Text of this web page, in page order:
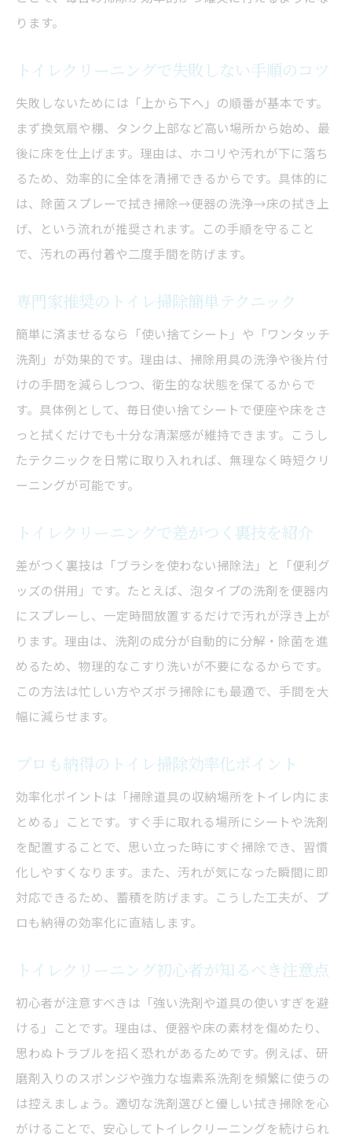
トイレクリーニングで見逃せない簡単裏技
正しいトイレ掃除手順と避けるべき行動
トイレクリーニング失敗を招くNG例と対策
タブー行為を防ぐ掃除グッズ選びのポイン
ト
事
タブーを避けるトイレクリーニング習慣
ズボラでも続く時短トイレクリーニング術
ズボラな人向けトイレクリーニングの工夫
時短で叶うトイレクリーニング手順の秘訣
ズボラ流トイレクリーニング実践ポイント
忙しい人でも続くトイレ掃除のコツ
尿石汚れに強いトイレ掃除の実践ポイント
トイレクリーニングで尿石除去を簡単に
尿石汚れ対策のトイレクリーニング手順
頑固な尿石にも効く掃除グッズの選び方
トイレクリーニングで便器の中を徹底洗浄
尿石防止に役立つトイレ掃除習慣とは
便利グッズ活用で掃除の負担を大幅軽減
トイレクリーニングに便利なグッズ活用法
掃除が楽になるトイレクリーニングおすす
め品
プロ推奨のトイレ掃除簡単グッズをご紹介
便利グッズでトイレクリーニング効率アッ
プ
グッズ活用で毎日のトイレ掃除が快適に
やってはいけない掃除方法と失敗回避策
トイレクリーニングで避けたいNG行為一覧
失敗しないトイレ掃除手順の見直し方
ります。
トイレクリーニングで失敗しない手順のコツ
失敗しないためには「上から下へ」の順番が基本です。
まず換気扇や棚、タンク上部など高い場所から始め、最
後に床を仕上げます。理由は、ホコリや汚れが下に落ち
るため、効率的に全体を清掃できるからです。具体的に
は、除菌スプレーで拭き掃除→便器の洗浄→床の拭き上
げ、という流れが推奨されます。この手順を守ること
で、汚れの再付着や二度手間を防げます。
専門家推奨のトイレ掃除簡単テクニック
簡単に済ませるなら「使い捨てシート」や「ワンタッチ
洗剤」が効果的です。理由は、掃除用具の洗浄や後片付
けの手間を減らしつつ、衛生的な状態を保てるからで
す。具体例として、毎日使い捨てシートで便座や床をさ
っと拭くだけでも十分な清潔感が維持できます。こうし
たテクニックを日常に取り入れれば、無理なく時短クリ
ーニングが可能です。
トイレクリーニングで差がつく裏技を紹介
差がつく裏技は「ブラシを使わない掃除法」と「便利グ
ッズの併用」です。たとえば、泡タイプの洗剤を便器内
にスプレーし、一定時間放置するだけで汚れが浮き上が
ります。理由は、洗剤の成分が自動的に分解・除菌を進
めるため、物理的なこすり洗いが不要になるからです。
この方法は忙しい方やズボラ掃除にも最適で、手間を大
幅に減らせます。
プロも納得のトイレ掃除効率化ポイント
効率化ポイントは「掃除道具の収納場所をトイレ内にま
とめる」ことです。すぐ手に取れる場所にシートや洗剤
を配置することで、思い立った時にすぐ掃除でき、習慣
化しやすくなります。また、汚れが気になった瞬間に即
対応できるため、蓄積を防げます。こうした工夫が、プ
ロも納得の効率化に直結します。
トイレクリーニング初心者が知るべき注意点
初心者が注意すべきは「強い洗剤や道具の使いすぎを避
ける」ことです。理由は、便器や床の素材を傷めたり、
思わぬトラブルを招く恐れがあるためです。例えば、研
磨剤入りのスポンジや強力な塩素系洗剤を頻繁に使うの
は控えましょう。適切な洗剤選びと優しい拭き掃除を心
がけることで、安心してトイレクリーニングを続けられ